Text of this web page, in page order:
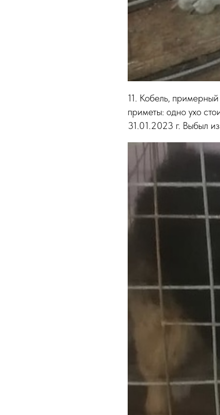
11. Кобель,
приметы: одно ухо
31.01.2023 г. Выбыл